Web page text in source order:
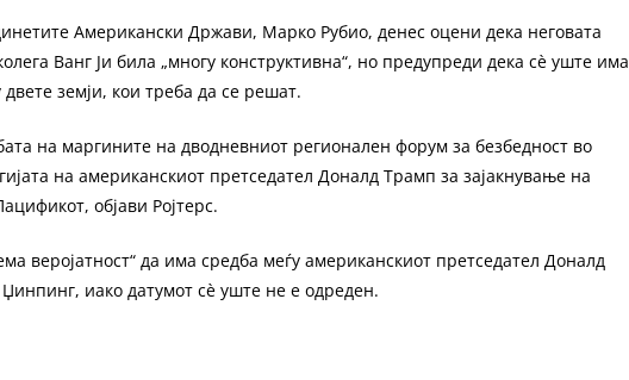
Американски Држави, Марко Рубио, денес оцени дека неговата
Ванг Ји била „многу конструктивна“, но предупреди дека сè уште има
земји, кои треба да се решат.
на маргините на дводневниот регионален форум за безбедност во
на американскиот претседател Доналд Трамп за зајакнување на
објави Ројтерс.
веројатност“ да има средба меѓу американскиот претседател Доналд
иако датумот сè уште не е одреден.